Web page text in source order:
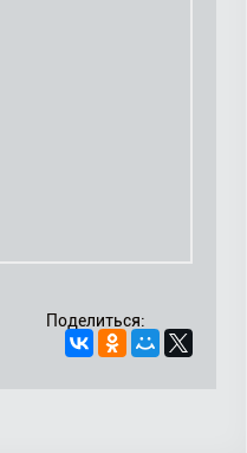
Поделиться: